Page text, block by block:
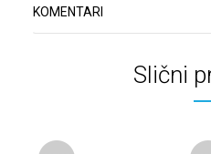
KOMENTARI
Slični